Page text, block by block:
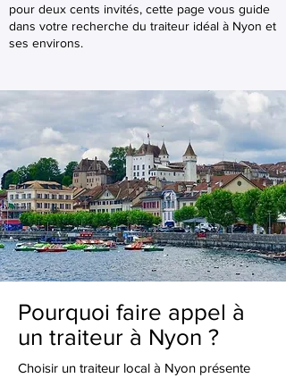
pour deux cents invités, cette page vous guide
dans votre recherche du traiteur idéal à Nyon et
ses environs.
Pourquoi faire appel à
un traiteur à Nyon ?
Choisir un traiteur local à Nyon présente